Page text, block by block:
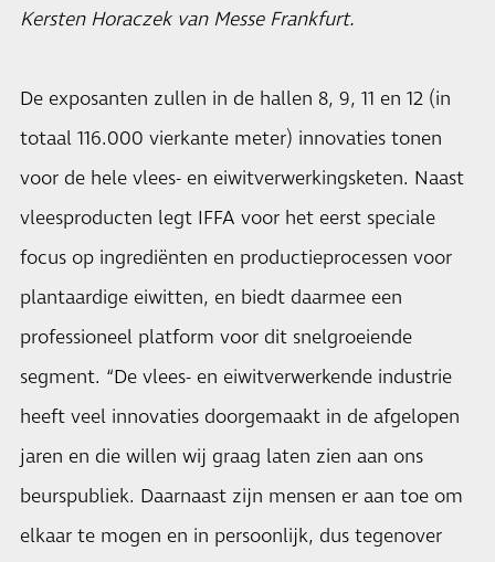
Kersten Horaczek van Messe Frankfurt.
De exposanten zullen in de hallen 8, 9, 11 en 12 (in
totaal 116.000 vierkante meter) innovaties tonen
voor de hele vlees- en eiwitverwerkingsketen. Naast
vleesproducten legt IFFA voor het eerst speciale
focus op ingrediënten en productieprocessen voor
plantaardige eiwitten, en biedt daarmee een
professioneel platform voor dit snelgroeiende
segment. “De vlees- en eiwitverwerkende industrie
heeft veel innovaties doorgemaakt in de afgelopen
jaren en die willen wij graag laten zien aan ons
beurspubliek. Daarnaast zijn mensen er aan toe om
elkaar te mogen en in persoonlijk, dus tegenover